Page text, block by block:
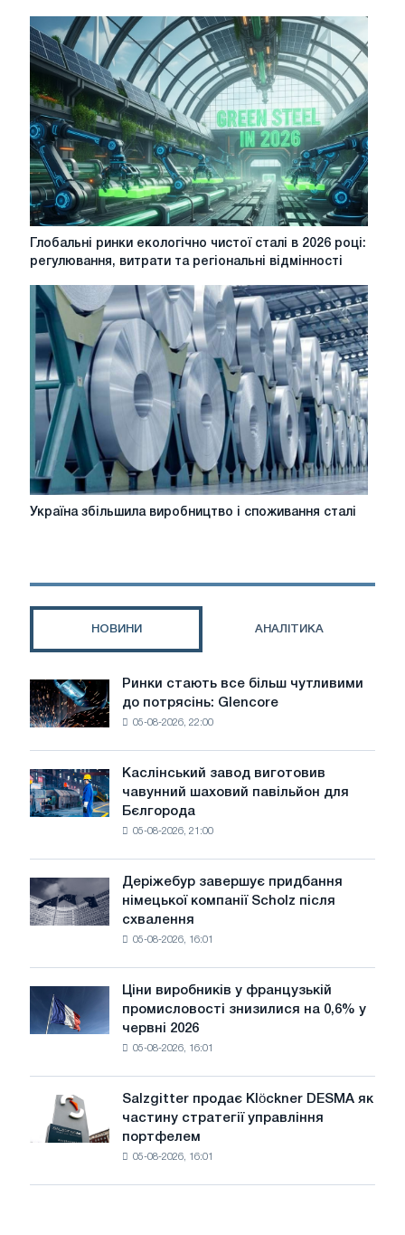
за
спотовими
контрактами
"зелену
сталь"
в
ЄС
зберігається
Глобальні
чистої
сталі
в
2026
році:
регулювання,
витрати
регіональні
відмінності
Глобальні ринки екологічно чистої сталі в 2026 році:
регулювання, витрати та регіональні відмінності
Україна
споживання
Україна збільшила виробництво і споживання сталі
НОВИНИ АНАЛІТИКА
Ринки
стають
все
до
потрясінь:
Ринки стають все більш чутливими
до потрясінь: Glencore
05-08-2026, 22:00
Каслінський
завод
виготовив
для
Бєлгорода
Каслінський завод виготовив
чавунний шаховий павільйон для
Бєлгорода
05-08-2026, 21:00
Деріжебур
завершує
придбання
після
схвалення
Деріжебур завершує придбання
німецької компанії Scholz після
схвалення
05-08-2026, 16:01
Ціни
виробників
у
0,6%
2026
Ціни виробників у французькій
промисловості знизилися на 0,6% у
червні 2026
05-08-2026, 16:01
Salzgitter
продає
Klöckner
Salzgitter продає Klöckner DESMA як
частину стратегії управління
портфелем
05-08-2026, 16:01